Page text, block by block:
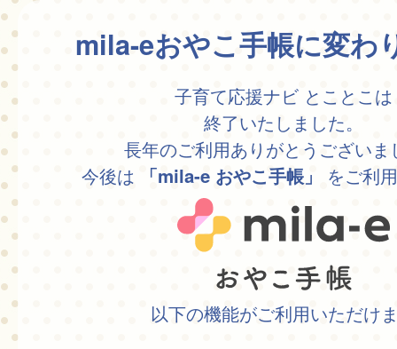
mila-eおやこ手帳に変わ
子育て応援ナビ とことこは
終了いたしました。
長年のご利用ありがとうございま
今後は
「mila-e おやこ手帳」 をご利
以下の機能がご利用いただけ